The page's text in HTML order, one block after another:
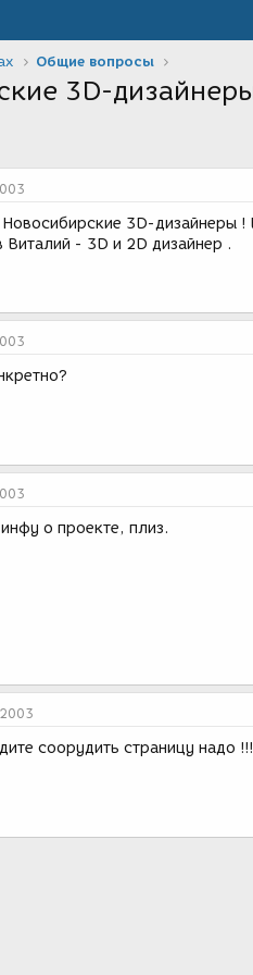
Общие вопросы
3D-
3D-дизайнеры !
Виталий - 3D и 2D дизайнер .
инфу о проекте, плиз.
соорудить страницу надо !!!